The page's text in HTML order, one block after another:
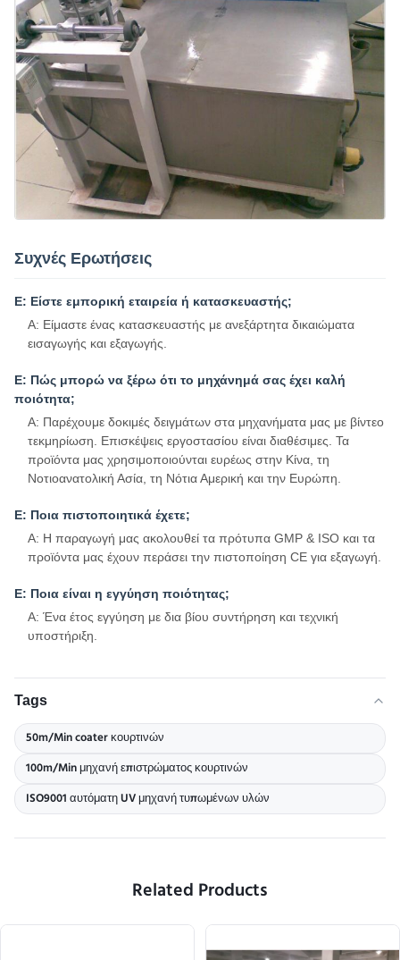
Συχνές Ερωτήσεις
Ε: Είστε εμπορική εταιρεία ή κατασκευαστής;
Α: Είμαστε ένας κατασκευαστής με ανεξάρτητα δικαιώματα
εισαγωγής και εξαγωγής.
Ε: Πώς μπορώ να ξέρω ότι το μηχάνημά σας έχει καλή
ποιότητα;
Α: Παρέχουμε δοκιμές δειγμάτων στα μηχανήματα μας με βίντεο
τεκμηρίωση. Επισκέψεις εργοστασίου είναι διαθέσιμες. Τα
προϊόντα μας χρησιμοποιούνται ευρέως στην Κίνα, τη
Νοτιοανατολική Ασία, τη Νότια Αμερική και την Ευρώπη.
Ε: Ποια πιστοποιητικά έχετε;
Α: Η παραγωγή μας ακολουθεί τα πρότυπα GMP & ISO και τα
προϊόντα μας έχουν περάσει την πιστοποίηση CE για εξαγωγή.
Ε: Ποια είναι η εγγύηση ποιότητας;
Α: Ένα έτος εγγύηση με δια βίου συντήρηση και τεχνική
υποστήριξη.
Tags
50m/Min coater κουρτινών
100m/Min μηχανή επιστρώματος κουρτινών
ISO9001 αυτόματη UV μηχανή τυπωμένων υλών
Related Products